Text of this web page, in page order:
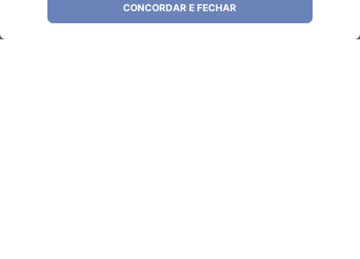
CONCORDAR E FECHAR